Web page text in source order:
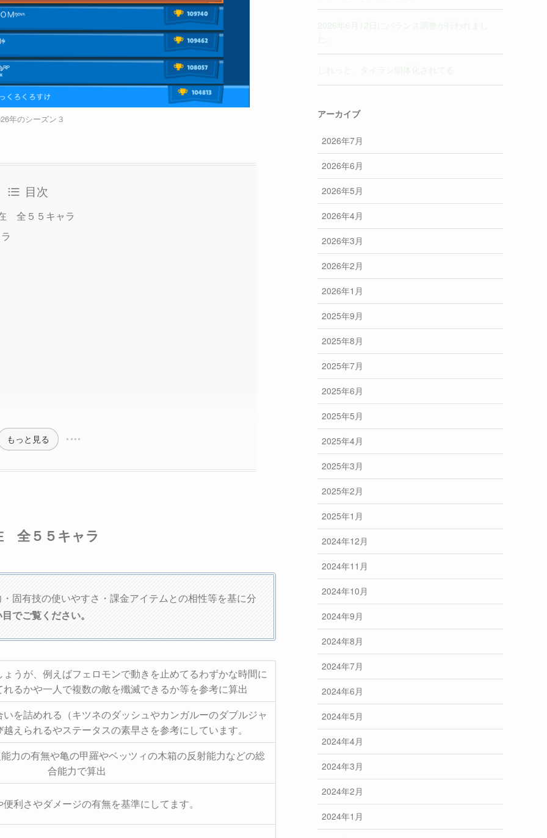
年のシーズン３
目次
全５５キャラ
もっと見る
全５５キャラ
固有技の使いやすさ・課金アイテムとの相性等を基に分
でご覧ください。
うが、例えばフェロモンで動きを止めてるわずかな時間に
るかや一人で複数の敵を殲滅できるか等を参考に算出
を詰めれる（キツネのダッシュやカンガルーのダブルジャ
えられるやステータスの素早さを参考にしています。
力の有無や亀の甲羅やベッツィの木箱の反射能力などの総
合能力で算出
利さやダメージの有無を基準にしてます。
アーカイブ
2026年7月
2026年6月
2026年5月
2026年4月
2026年3月
2026年2月
2026年1月
2025年9月
2025年8月
2025年7月
2025年6月
2025年5月
2025年4月
2025年3月
2025年2月
2025年1月
2024年12月
2024年11月
2024年10月
2024年9月
2024年8月
2024年7月
2024年6月
2024年5月
2024年4月
2024年3月
2024年2月
2024年1月